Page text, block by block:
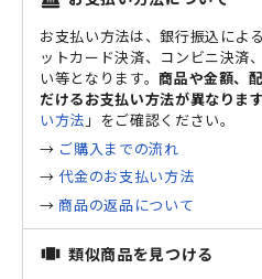
お支払い方法は、銀行振込によ
ットカード決済、コンビニ決済
い等となります。商品や金額、
だけるお支払い方法が異なりま
い方法 」をご確認ください。
→ ご購入までの流れ
→代金のお支払い方法
→ 商品の返品について
view_carousel 類似商品を見つける